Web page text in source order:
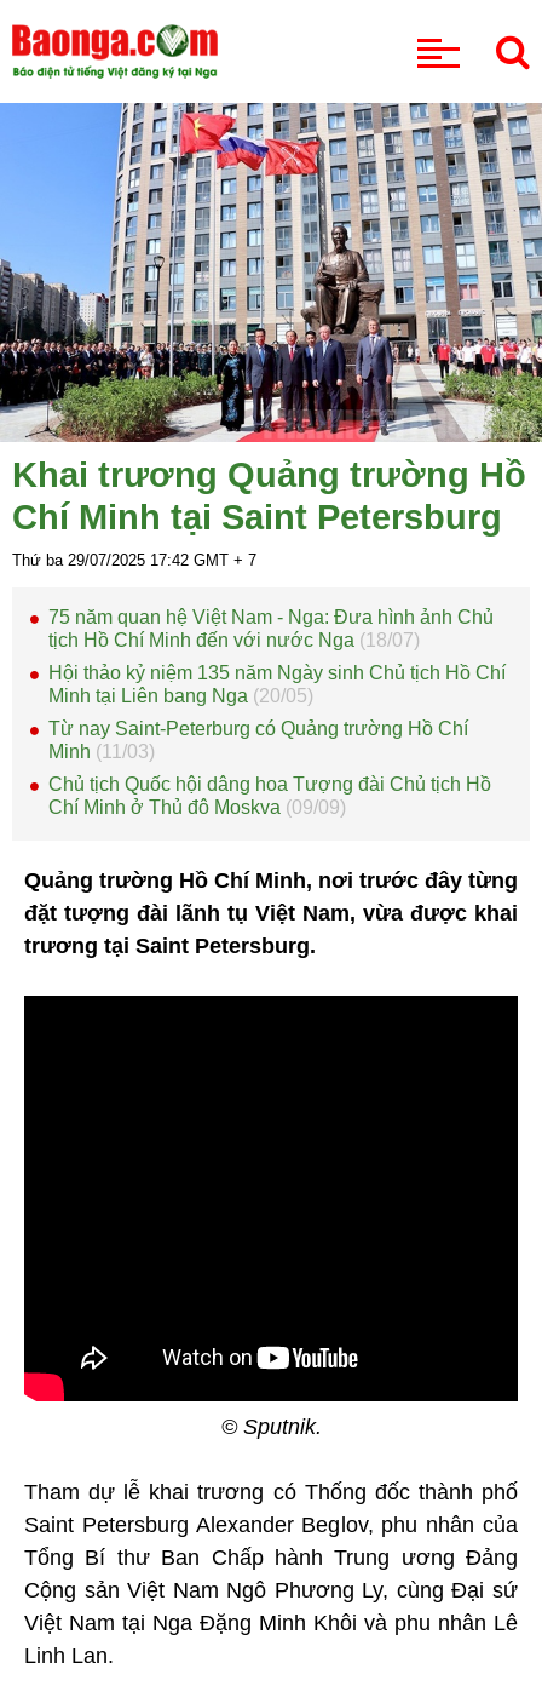
Khai trương Quảng trường Hồ
Chí Minh tại Saint Petersburg
Thứ ba 29/07/2025 17:42 GMT + 7
75 năm quan hệ Việt Nam - Nga: Đưa hình ảnh Chủ
tịch Hồ Chí Minh đến với nước Nga (18/07)
Hội thảo kỷ niệm 135 năm Ngày sinh Chủ tịch Hồ Chí
Minh tại Liên bang Nga (20/05)
Từ nay Saint-Peterburg có Quảng trường Hồ Chí
Minh (11/03)
Chủ tịch Quốc hội dâng hoa Tượng đài Chủ tịch Hồ
Chí Minh ở Thủ đô Moskva (09/09)
Quảng trường Hồ Chí Minh, nơi trước đây từng
đặt tượng đài lãnh tụ Việt Nam, vừa được khai
trương tại Saint Petersburg.
© Sputnik.
Tham dự lễ khai trương có Thống đốc thành phố
Saint Petersburg Alexander Beglov, phu nhân của
Tổng Bí thư Ban Chấp hành Trung ương Đảng
Cộng sản Việt Nam Ngô Phương Ly, cùng Đại sứ
Việt Nam tại Nga Đặng Minh Khôi và phu nhân Lê
Linh Lan.